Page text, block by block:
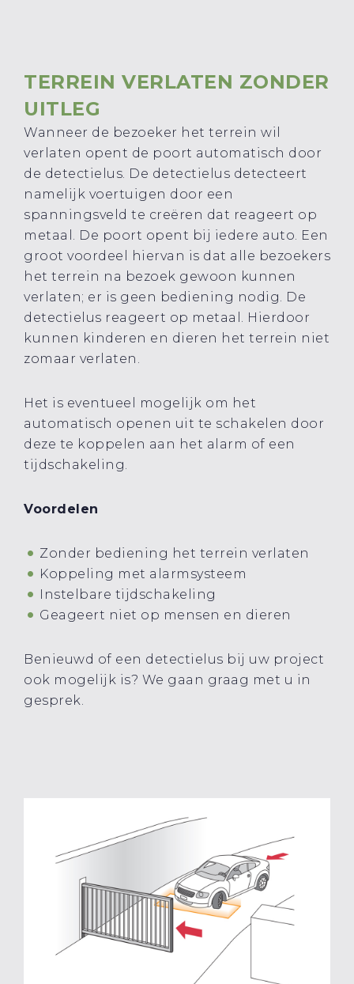
TERREIN VERLATEN ZONDER
UITLEG
Wanneer de bezoeker het terrein wil
verlaten opent de poort automatisch door
de detectielus. De detectielus detecteert
namelijk voertuigen door een
spanningsveld te creëren dat reageert op
metaal. De poort opent bij iedere auto. Een
groot voordeel hiervan is dat alle bezoekers
het terrein na bezoek gewoon kunnen
verlaten; er is geen bediening nodig. De
detectielus reageert op metaal. Hierdoor
kunnen kinderen en dieren het terrein niet
zomaar verlaten.
Het is eventueel mogelijk om het
automatisch openen uit te schakelen door
deze te koppelen aan het alarm of een
tijdschakeling.
Voordelen
Zonder bediening het terrein verlaten
Koppeling met alarmsysteem
Instelbare tijdschakeling
Geageert niet op mensen en dieren
Benieuwd of een detectielus bij uw project
ook mogelijk is? We gaan graag met u in
gesprek.